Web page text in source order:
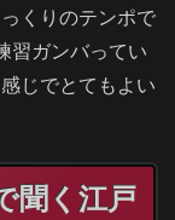
くりのテンポで
習ガンバってい
じでとてもよい
聞く江戸